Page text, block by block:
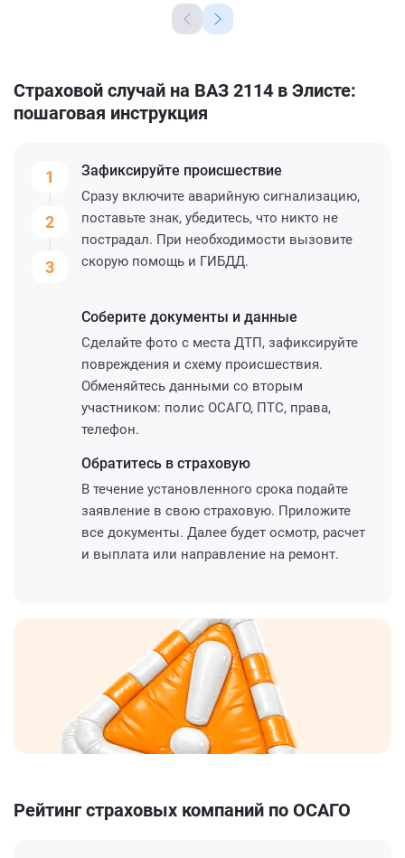
Страховой случай на ВАЗ 2114 в Элисте:
пошаговая инструкция
1
2
3
Зафиксируйте происшествие
Сразу включите аварийную сигнализацию,
поставьте знак, убедитесь, что никто не
пострадал. При необходимости вызовите
скорую помощь и ГИБДД.
Соберите документы и данные
Сделайте фото с места ДТП, зафиксируйте
повреждения и схему происшествия.
Обменяйтесь данными со вторым
участником: полис ОСАГО, ПТС, права,
телефон.
Обратитесь в страховую
В течение установленного срока подайте
заявление в свою страховую. Приложите
все документы. Далее будет осмотр, расчет
и выплата или направление на ремонт.
Рейтинг страховых компаний по ОСАГО